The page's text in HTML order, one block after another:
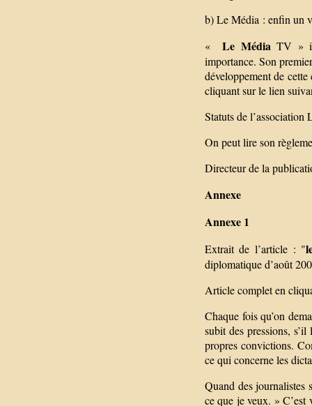
b) Le Média : enfin un
«
Le Média TV »
importance. Son
développement de
cliquant sur le lien
Statuts de
On peut lire son
Directeur de la
Annexe
Annexe 1
Extrait de l’article : "
diplomatique d’août
Article complet en
Chaque fois qu’on
subit des pressions,
propres convictions.
ce qui concerne les
Quand des journalistes
ce que je veux. » C’est